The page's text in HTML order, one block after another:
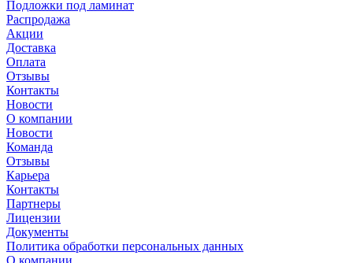
Подложки под ламинат
Распродажа
Акции
Доставка
Оплата
Отзывы
Контакты
Новости
О компании
Новости
Команда
Отзывы
Карьера
Контакты
Партнеры
Лицензии
Документы
Политика обработки персональных данных
О компании